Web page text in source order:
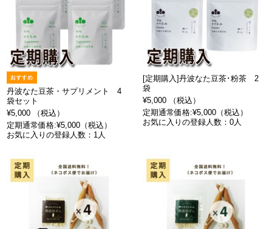
丹波なた豆茶・サプリメント 4
袋セット
¥5,000 （税込）
定期通常価格:¥5,000（税込）
お気に入りの登録人数：1人
[定期購入]丹波なた豆茶･粉茶 2
袋
¥5,000 （税込）
定期通常価格:¥5,000（税込）
お気に入りの登録人数：0人